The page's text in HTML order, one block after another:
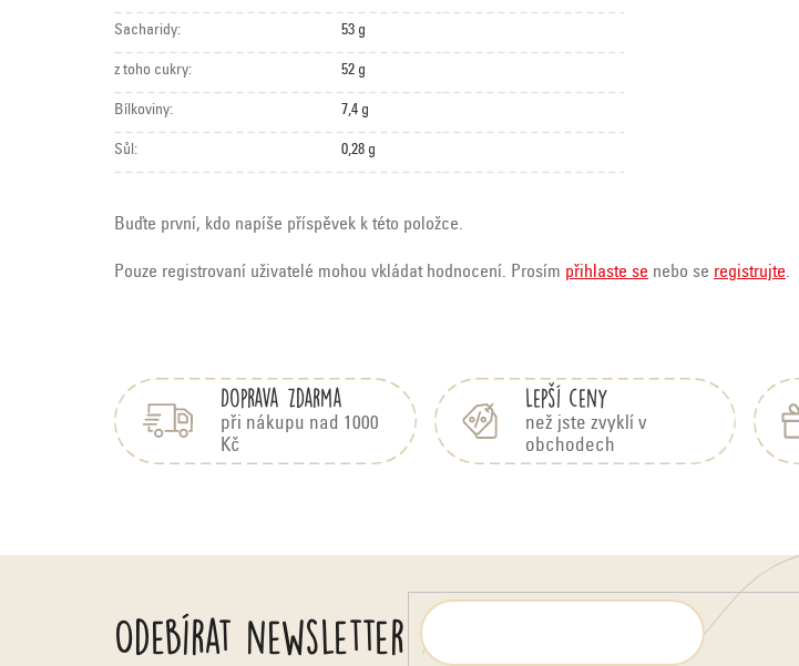
Sacharidy: 53 g
z toho cukry: 52 g
Bílkoviny: 7,4 g
Sůl: 0,28 g
Buďte první, kdo napíše příspěvek k této položce.
Pouze registrovaní uživatelé mohou vkládat hodnocení. Prosím přihlaste se nebo se registrujte.
Doprava zdarma
při nákupu nad 1000
Kč
Lepší ceny
než jste zvyklí v
obchodech
Odebírat newsletter